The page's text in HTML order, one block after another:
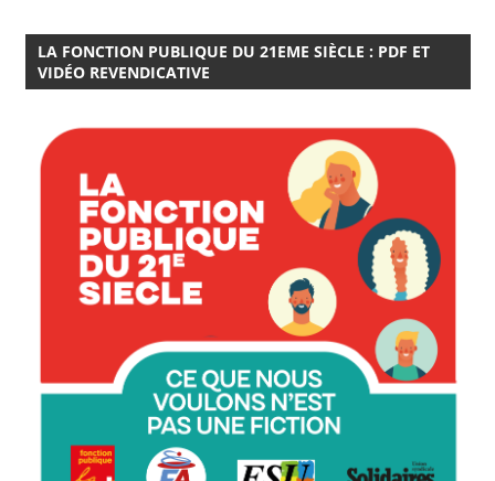
LA FONCTION PUBLIQUE DU 21EME SIÈCLE : PDF ET
VIDÉO REVENDICATIVE